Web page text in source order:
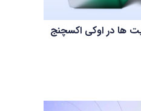
ها در اوکی اکسچنج